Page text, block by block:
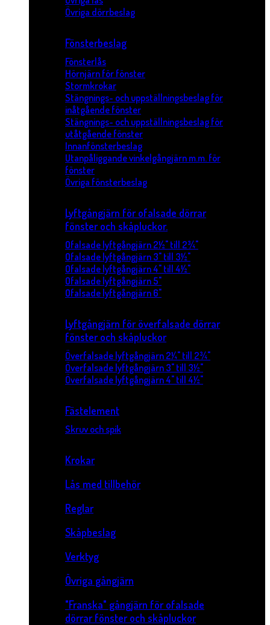
Övriga dörrbeslag
Fönsterbeslag
Fönsterlås
Hörnjärn för fönster
Stormkrokar
Stängnings- och uppställningsbeslag för
inåtgående fönster
Stängnings- och uppställningsbeslag för
utåtgående fönster
Innanfönsterbeslag
Utanpåliggande vinkelgångjärn m.m. för
fönster
Övriga fönsterbeslag
Lyftgångjärn för ofalsade dörrar
fönster och skåpluckor.
Ofalsade lyftgångjärn 2½" till 2¾"
Ofalsade lyftgångjärn 3" till 3½"
Ofalsade lyftgångjärn 4" till 4½"
Ofalsade lyftgångjärn 5"
Ofalsade lyftgångjärn 6"
Lyftgångjärn för överfalsade dörrar
fönster och skåpluckor
Överfalsade lyftgångjärn 2¼" till 2¾"
Överfalsade lyftgångjärn 3" till 3½"
Överfalsade lyftgångjärn 4" till 4½"
Fästelement
Skruv och spik
Krokar
Lås med tillbehör
Reglar
Skåpbeslag
Verktyg
Övriga gångjärn
"Franska" gångjärn för ofalsade
dörrar fönster och skåpluckor